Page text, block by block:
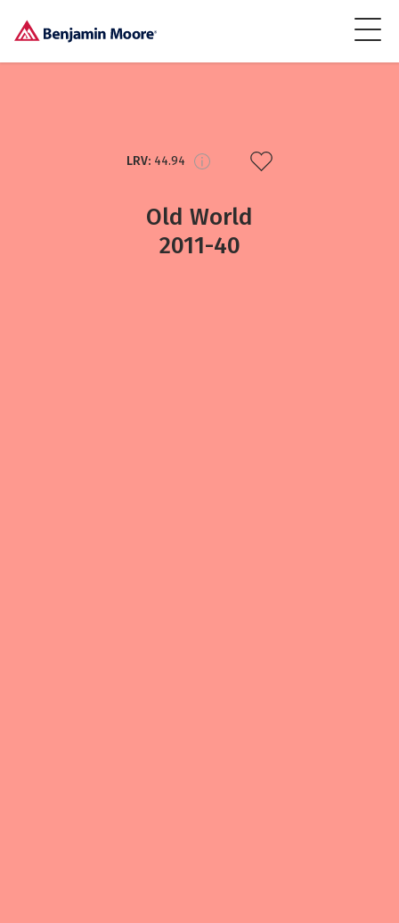
LRV: 44.94
Old World
2011-40